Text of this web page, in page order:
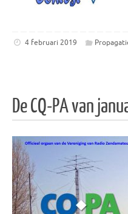
4 februari 2019
De CQ-PA van